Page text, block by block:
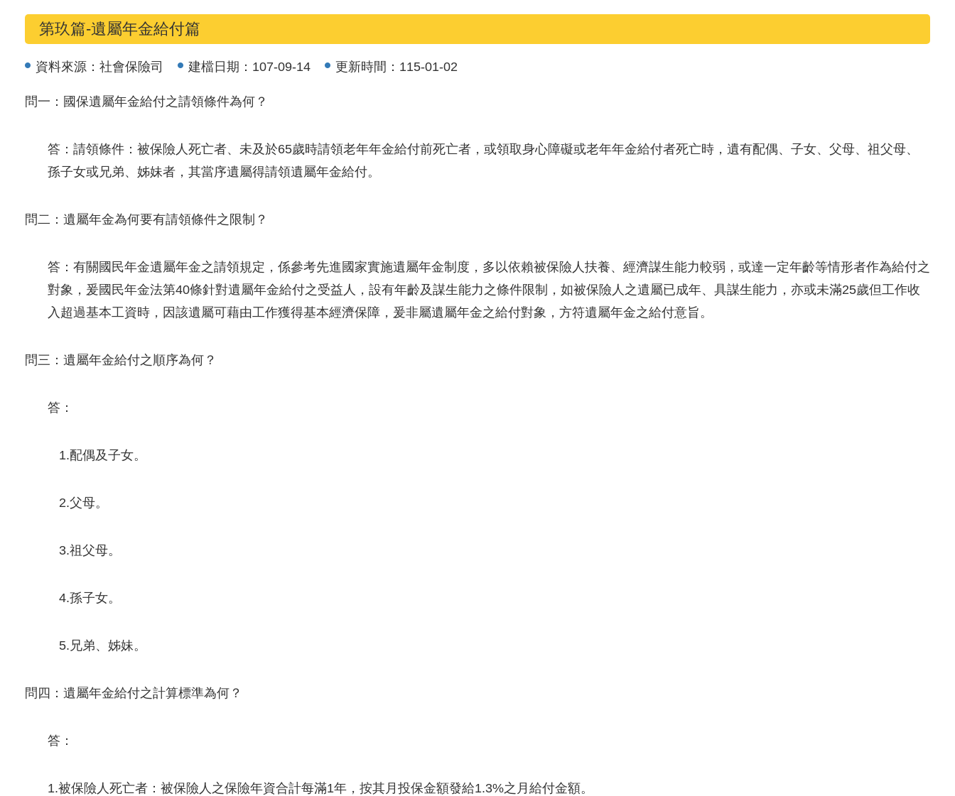
第玖篇-遺屬年金給付篇
資料來源： 社會保險司 建檔日期： 107-09-14 更新時間： 115-01-02
問一：國保遺屬年金給付之請領條件為何？
答：請領條件：被保險人死亡者、未及於65歲時請領老年年金給付前死亡者，或領取身心障礙或老年年金給付者死亡時，遺有配偶、子女、父母、祖父母、
孫子女或兄弟、姊妹者，其當序遺屬得請領遺屬年金給付。
問二：遺屬年金為何要有請領條件之限制？
答：有關國民年金遺屬年金之請領規定，係參考先進國家實施遺屬年金制度，多以依賴被保險人扶養、經濟謀生能力較弱，或達一定年齡等情形者作為給付之
對象，爰國民年金法第40條針對遺屬年金給付之受益人，設有年齡及謀生能力之條件限制，如被保險人之遺屬已成年、具謀生能力，亦或未滿25歲但工作收
入超過基本工資時，因該遺屬可藉由工作獲得基本經濟保障，爰非屬遺屬年金之給付對象，方符遺屬年金之給付意旨。
問三：遺屬年金給付之順序為何？
答：
1.配偶及子女。
2.父母。
3.祖父母。
4.孫子女。
5.兄弟、姊妹。
問四：遺屬年金給付之計算標準為何？
答：
1.被保險人死亡者：被保險人之保險年資合計每滿1年，按其月投保金額發給1.3%之月給付金額。